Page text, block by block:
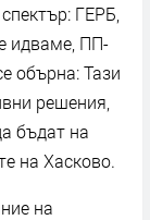
ГЕРБ,
идваме, ПП-
обърна: Тази
решения,
бъдат на
на Хасково.
на